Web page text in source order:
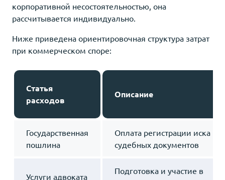
корпоративной несостоятельностью, она
рассчитывается индивидуально.
Ниже приведена ориентировочная структура затрат
при коммерческом споре:
Статья
расходов
Описание
Государственная
пошлина
Оплата регистрации иска и
судебных документов
Услуги адвоката
Подготовка и участие в